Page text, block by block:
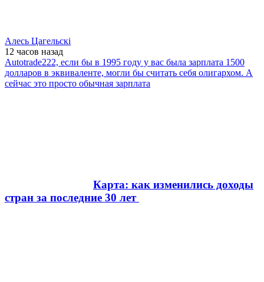
Алесь Цагельскi
12 часов назад
Autotrade222, если бы в 1995 году у вас была зарплата 1500
долларов в эквиваленте, могли бы считать себя олигархом. А
сейчас это просто обычная зарплата
Карта: как изменились доходы
стран за последние 30 лет